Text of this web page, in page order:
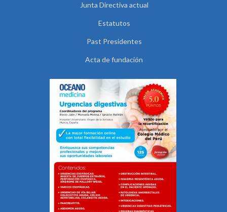
Junta Directiva actual
Estatutos
Past Presidentes
Acta de fundación